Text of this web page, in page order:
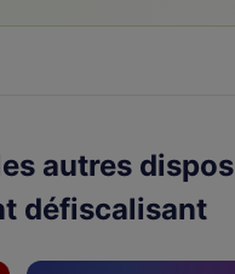
autres
défiscalisant